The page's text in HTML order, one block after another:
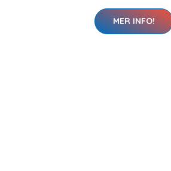
MER INFO!